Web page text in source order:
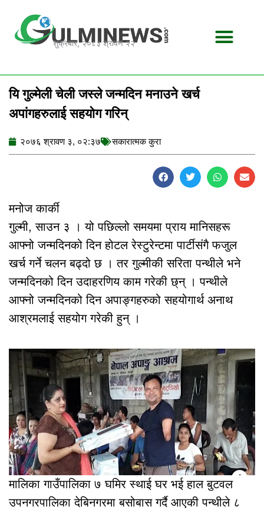
content
शुक्रबार, २०८३ श्रावण २२
यि गुल्मेली चेली जस्ले जन्मदिन मनाउने खर्च
अपांगहरुलाई सहयोग गरिन्
२०७६ श्रावण ३, ०२:३७ सकारात्मक कुरा
मनोज कार्की
गुल्मी, साउन ३ । यो पछिल्लो समयमा प्राय मानिसहरू
आफ्नो जन्मदिनको दिन होटल रेस्टुरेन्टमा पार्टीसंगै फजुल
खर्च गर्ने चलन बढ्दो छ । तर गुल्मीकी सरिता पन्थीले भने
जन्मदिनको दिन उदाहरणिय काम गरेकी छ्न् । पन्थीले
आफ्नो जन्मदिनको दिन अपाङ्गहरुको सहयोगार्थ अनाथ
आश्रमलाई सहयोग गरेकी हुन् ।
मालिका गाउँपालिका ७ घमिर स्थाई घर भई हाल बुटवल
उपनगरपालिका देबिनगरमा बसोबास गर्दै आएकी पन्थीले ८